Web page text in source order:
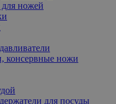
ножей
консервные ножи
для посуды